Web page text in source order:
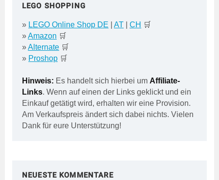
LEGO SHOPPING
» LEGO Online Shop DE AT CH 🛒
»Amazon 🛒
»Alternate 🛒
» Proshop 🛒
Hinweis: Es handelt sich hierbei um Affiliate-
Links. Wenn auf einen der Links geklickt und ein
Einkauf getätigt wird, erhalten wir eine Provision.
Am Verkaufspreis ändert sich dabei nichts. Vielen
Dank für eure Unterstützung!
NEUESTE KOMMENTARE